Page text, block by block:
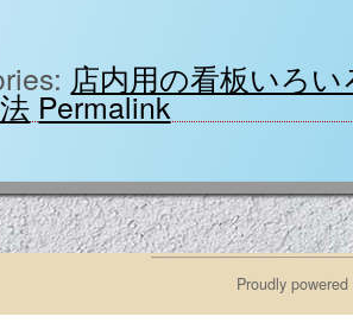
店内用の看板いろい
Permalink
Proudly